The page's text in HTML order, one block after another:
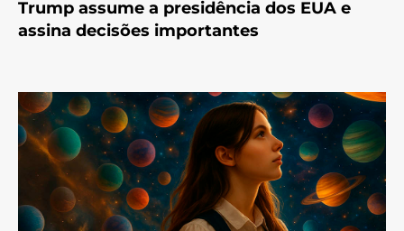
Trump assume a presidência dos EUA e
assina decisões importantes